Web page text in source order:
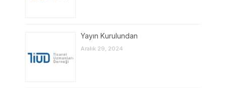
Yayın Kurulundan
Aralık 29, 2024